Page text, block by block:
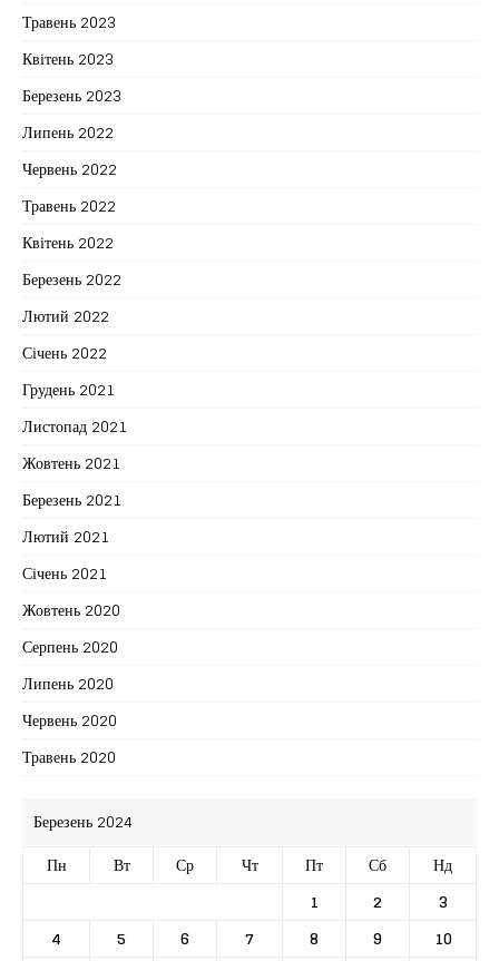
Травень 2023
Квітень 2023
Березень 2023
Липень 2022
Червень 2022
Травень 2022
Квітень 2022
Березень 2022
Лютий 2022
Січень 2022
Грудень 2021
Листопад 2021
Жовтень 2021
Березень 2021
Лютий 2021
Січень 2021
Жовтень 2020
Серпень 2020
Липень 2020
Червень 2020
Травень 2020
Березень 2024
Пн
Вт Ср Чт Пт Сб
Нд
1
2
3
4
5 6 7 8 9
10